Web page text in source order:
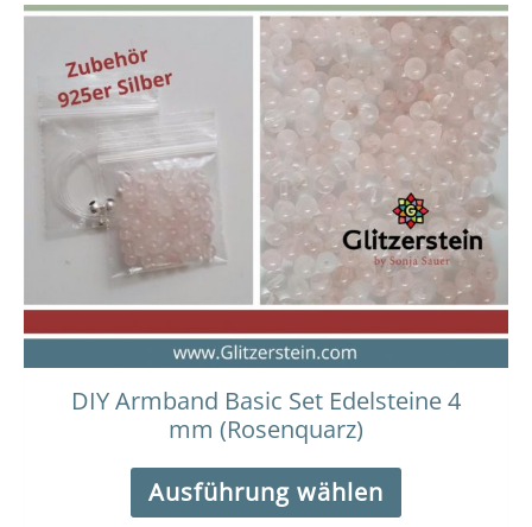
DIY Armband Basic Set Edelsteine 4
mm (Rosenquarz)
Ausführung wählen
Dieses
Produkt
weist
mehrere
Varianten
auf.
Die
Optionen
können
auf
der
werden
Preisspanne:
14,00 €
bis
15,00 €